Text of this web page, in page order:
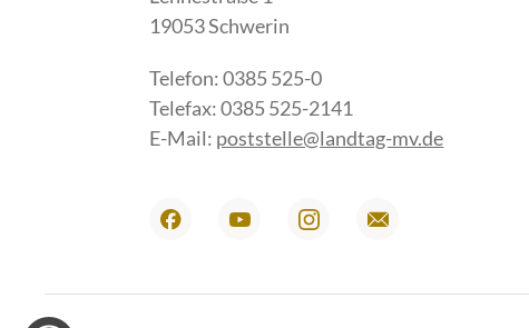
19053 Schwerin
Telefon: 0385 525-0
Telefax: 0385 525-2141
E-Mail: poststelle@landtag-mv.de